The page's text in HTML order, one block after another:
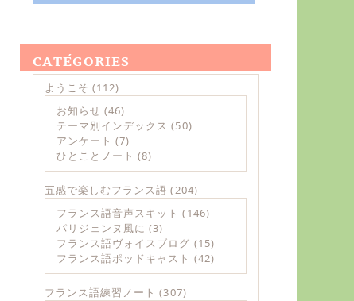
CATÉGORIES
ようこそ (112)
お知らせ (46)
テーマ別インデックス (50)
アンケート (7)
ひとことノート (8)
五感で楽しむフランス語 (204)
フランス語音声スキット (146)
パリジェンヌ風に (3)
フランス語ヴォイスブログ (15)
フランス語ポッドキャスト (42)
フランス語練習ノート (307)